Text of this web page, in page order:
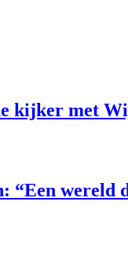
kijker met
wereld